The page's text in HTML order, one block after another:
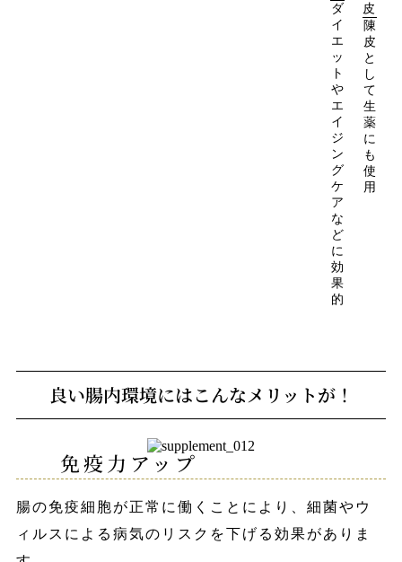
ダ
イ
エ
ッ
ト
や
エ
イ
ジ
ン
グ
ケ
ア
な
ど
に
効
果
的
皮
陳
皮
と
し
て
生
薬
に
も
使
用
良い腸内環境にはこんなメリットが！
免疫力アップ
腸の免疫細胞が正常に働くことにより、細菌やウ
ィルスによる病気のリスクを下げる効果がありま